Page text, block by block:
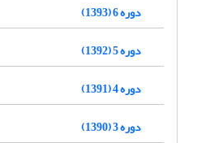
دوره 6 (1393)
دوره 5 (1392)
دوره 4 (1391)
دوره 3 (1390)